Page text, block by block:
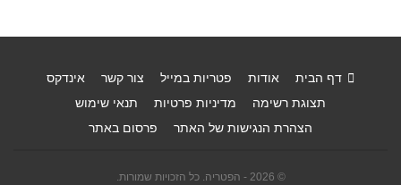
דף הבית אודות פטריות במייל צור קשר
אינדקס
תצוגת רשימה
מדיניות פרטיות
תנאי שימוש
הצהרת הנגישות של האתר
פרסום באתר
© 2026 - הפטריה. כל הזכויות שמורות.